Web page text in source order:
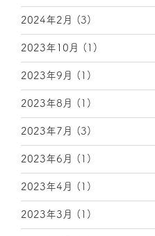
2024年2月 (3)
2023年10月 (1)
2023年9月 (1)
2023年8月 (1)
2023年7月 (3)
2023年6月 (1)
2023年4月 (1)
2023年3月 (1)